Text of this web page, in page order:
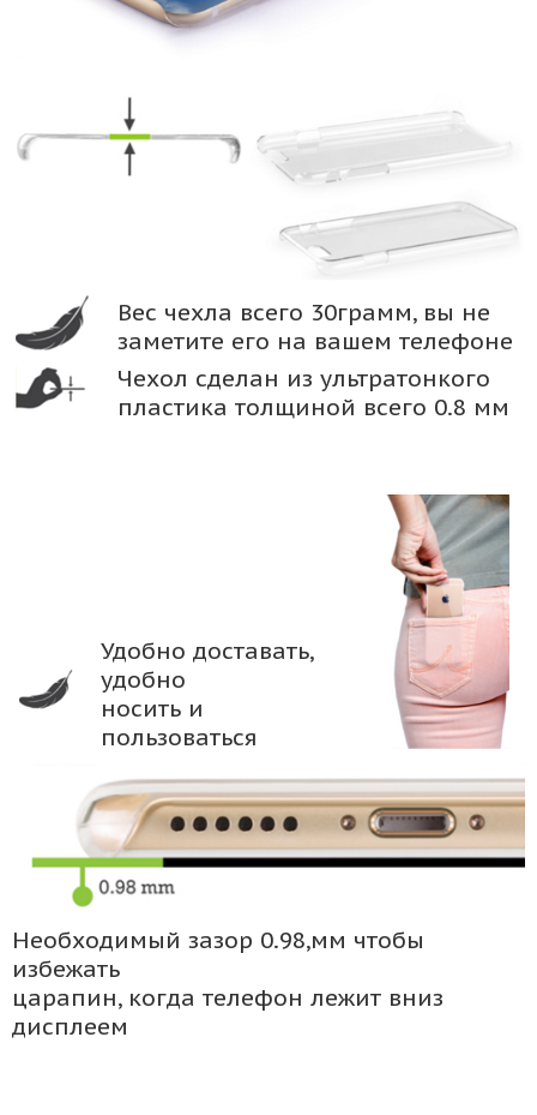
Вес чехла всего 30грамм, вы не
заметите его на вашем телефоне
Чехол сделан из ультратонкого
пластика толщиной всего 0.8 мм
Удобно доставать,
удобно
носить и
пользоваться
Необходимый зазор 0.98,мм чтобы
избежать
царапин, когда телефон лежит вниз
дисплеем